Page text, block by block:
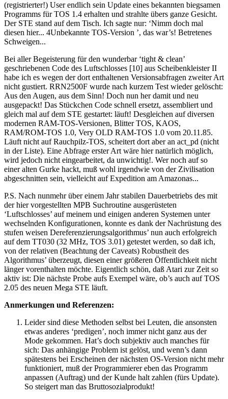
(registrierter!) User endlich sein Update eines bekannten biegsamen
Programms für TOS 1.4 erhalten und strahlte übers ganze Gesicht.
Der STE stand auf dem Tisch. Ich sagte nur: ‘Nimm doch mal
diesen hier... 4Unbekannte TOS-Version ’, das war’s! Betretenes
Schweigen...
Bei aller Begeisterung für den wunderbar ‘tight & clean’
geschriebenen Code des Luftschlosses [10] aus Scheibenkleister II
habe ich es wegen der dort enthaltenen Versionsabfragen zweiter Art
nicht gustiert. RRN2500F wurde nach kurzem Test wieder gelöscht:
Aus den Augen, aus dem Sinn! Doch nun her damit und neu
ausgepackt! Das Stückchen Code schnell ersetzt, assembliert und
gleich mal auf dem STE gestartet: läuft! Desgleichen auf diversen
modernen RAM-TOS-Versionen, Blitter TOS, KAOS,
RAM/ROM-TOS 1.0, Very OLD RAM-TOS 1.0 vom 20.11.85.
Läuft nicht auf Rauchpilz-TOS, scheitert dort aber an act_pd (nicht
in der Liste). Eine Abfrage erster Art wäre hier natürlich möglich,
wird jedoch nicht eingearbeitet, da unwichtig!. Wer noch auf so
einer alten Gurke hackt, muß wohl irgendwie von der Zivilisation
abgeschnitten sein, vielleicht auf Expedition am Amazonas...
P.S. Nach nunmehr über einem Jahr stabilen Dauerbetriebs des mit
der hier vorgestellten MPB Suchroutine ausgerüsteten
‘Luftschlosses’ auf meinem und einigen anderen Systemen unter
wechselnden Konfigurationen, konnte es dank der Nachrüstung des
stufen weisen Dereferenzierungsalgorithmus’ nun auch erfolgreich
auf dem TT030 (32 MHz, TOS 3.01) getestet werden, so daß ich,
von der relativen (Beachtung der Caveats) Robustheit des
Algorithmus’ überzeugt, diesen einer größeren Öffentlichkeit nicht
länger vorenthalten möchte. Eigentlich schön, daß Atari zur Zeit so
aktiv ist: Die nächste Probe aufs Exempel wäre, ob’s auch auf TOS
2.05 des neuen Mega STE läuft.
Anmerkungen und Referenzen:
Leider sind diese Methoden selbst bei Leuten, die ansonsten
etwas anderes ‘predigen’, noch immer nicht ganz aus der
Mode gekommen. Hat’s doch subjektiv auch manches für
sich: Das anhängige Problem ist gelöst, und wenn’s dann
spätestens bei Erscheinen der nächsten OS-Version nicht mehr
funktioniert, muß der Programmierer eben das Programm
anpassen (Auftrag) und der Kunde halt zahlen (fürs Update).
So steigert man das Bruttosozialprodukt!